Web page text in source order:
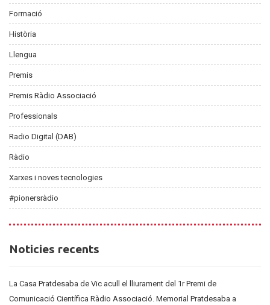
Formació
Història
Llengua
Premis
Premis Ràdio Associació
Professionals
Radio Digital (DAB)
Ràdio
Xarxes i noves tecnologies
#pionersràdio
Noticies
Noticies recents
La Casa Pratdesaba de Vic acull el lliurament del 1r Premi de
Comunicació Científica Ràdio Associació. Memorial Pratdesaba a